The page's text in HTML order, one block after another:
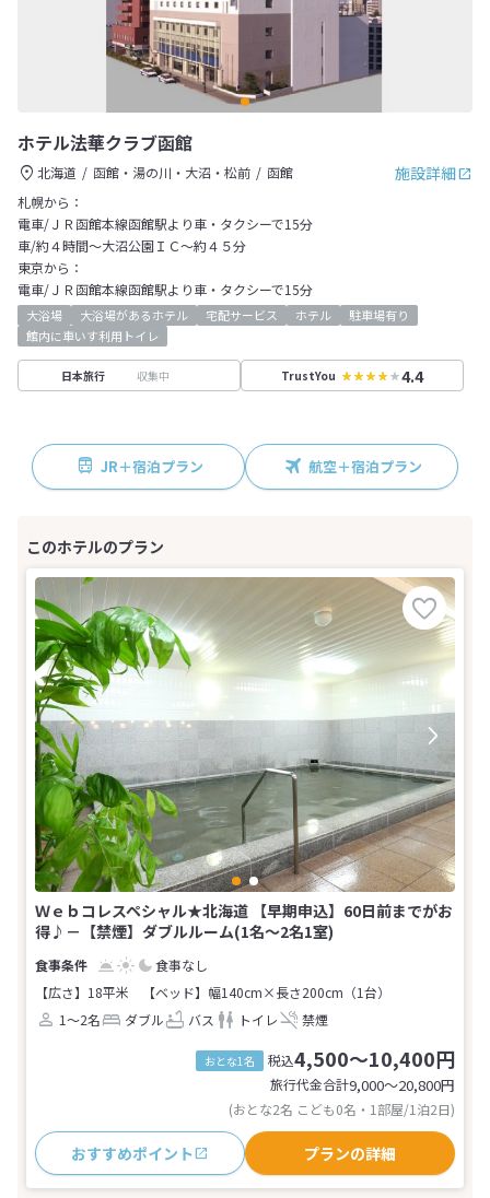
ホテル法華クラブ函館
施設詳細
北海道 函館・湯の川・大沼・松前
函館
札幌から：
電車/ＪＲ函館本線函館駅より車・タクシーで15分
車/約４時間～大沼公園ＩＣ～約４５分
東京から：
電車/ＪＲ函館本線函館駅より車・タクシーで15分
大浴場 大浴場があるホテル 宅配サービス ホテル
駐車場有り
館内に車いす利用トイレ
日本旅行 収集中 TrustYou 4.4
JR＋宿泊プラン 航空＋宿泊プラン
Ｗｅｂコレスペシャル★北海道 【早期申込】60日前までがお
得♪－【禁煙】ダブルルーム(1名～2名1室)
食事なし
【広さ】18平米
【ベッド】幅140cm×長さ200cm（1台）
1～2名
ダブル バス トイレ 禁煙
おとな1名 税込4,500～10,400円
旅行代金合計9,000〜20,800円
(おとな2名 こども0名・1部屋/1泊2日)
おすすめポイント プランの詳細